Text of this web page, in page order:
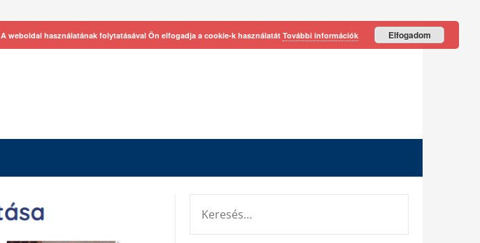
A weboldal használatának folytatásával Ön elfogadja a cookie-k használatát További információk Elfogadom